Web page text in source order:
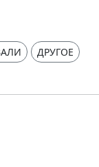
ДРУГОЕ